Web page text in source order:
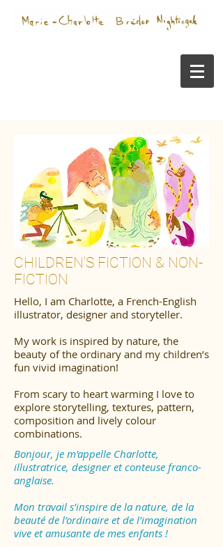
CHILDREN'S FICTION & NON-
FICTION
Hello, I am Charlotte, a French-English
illustrator, designer and storyteller.
My work is inspired by nature, the
beauty of the ordinary and my children’s
fun vivid imagination!
From scary to heart warming I love to
explore storytelling, textures, pattern,
composition and lively colour
combinations.
Bonjour, je m'appelle Charlotte,
illustratrice, designer et conteuse franco-
anglaise.
Mon travail s’inspire de la nature, de la
beauté de l’ordinaire et de l’imagination
vive et amusante de mes enfants !